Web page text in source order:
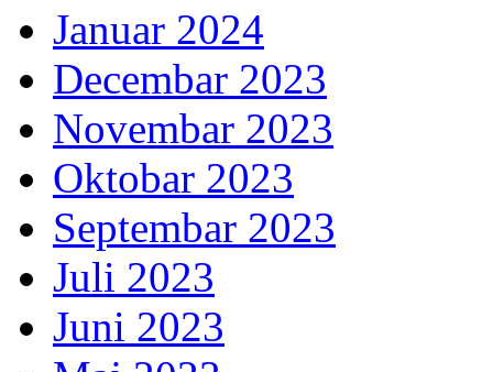
Januar 2024
Decembar 2023
Novembar 2023
Oktobar 2023
Septembar 2023
Juli 2023
Juni 2023